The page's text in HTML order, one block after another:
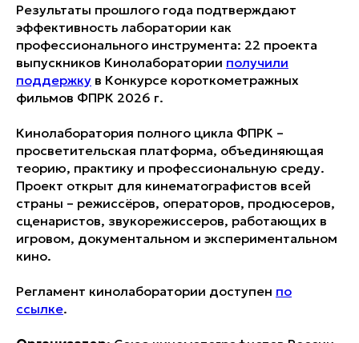
Результаты прошлого года подтверждают
эффективность лаборатории как
профессионального инструмента: 22 проекта
выпускников Кинолаборатории получили
поддержку в Конкурсе короткометражных
фильмов ФПРК 2026 г.
Кинолаборатория полного цикла ФПРК –
просветительская платформа, объединяющая
теорию, практику и профессиональную среду.
Проект открыт для кинематографистов всей
страны – режиссёров, операторов, продюсеров,
сценаристов, звукорежиссеров, работающих в
игровом, документальном и экспериментальном
кино.
Регламент кинолаборатории доступен по
ссылке.